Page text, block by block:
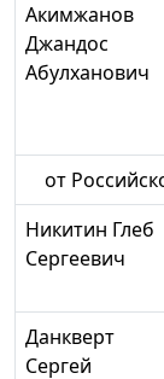
Акимжанов
Джандос
Абулханович
от
Никитин Глеб
Сергеевич
Данкверт
Сергей